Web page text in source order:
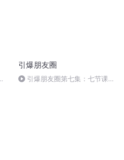
引爆朋友圈
引爆朋友圈第七集：七节课大